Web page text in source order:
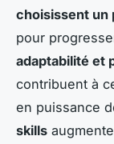
choisissent un
pour
adaptabilité et
contribuent à
en puissance
skills